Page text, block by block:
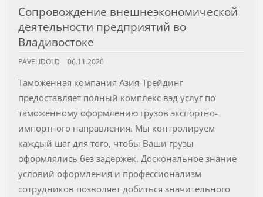
Сопровождение внешнеэкономической
деятельности предприятий во
Владивостоке
PAVELIDOLD 06.11.2020
Таможенная компания Азия-Трейдинг
предоставляет полный комплекс вэд услуг по
таможенному оформлению грузов экспортно-
импортного направления. Мы контролируем
каждый шаг для того, чтобы Ваши грузы
оформлялись без задержек. Доскональное знание
условий оформления и профессионализм
сотрудников позволяет добиться значительного